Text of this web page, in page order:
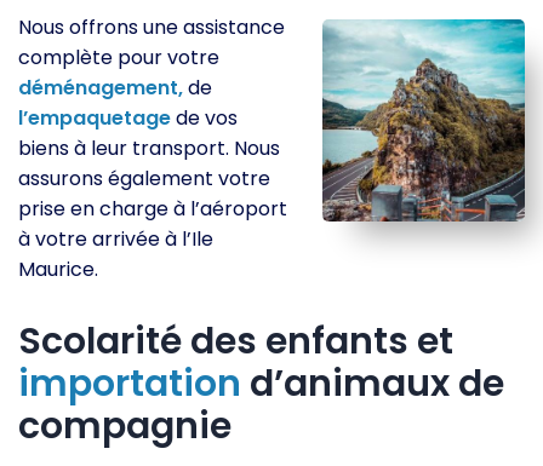
Nous offrons une assistance
complète pour votre
déménagement,de
l’empaquetagede vos
biens à leur transport. Nous
assurons également votre
prise en charge à l’aéroport
à votre arrivée à l’Ile
Maurice.
Scolarité des enfants et
importation d’animaux de
compagnie